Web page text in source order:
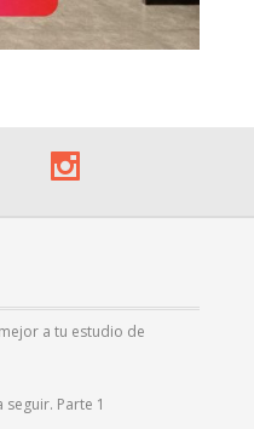
a tu estudio de
Parte 1